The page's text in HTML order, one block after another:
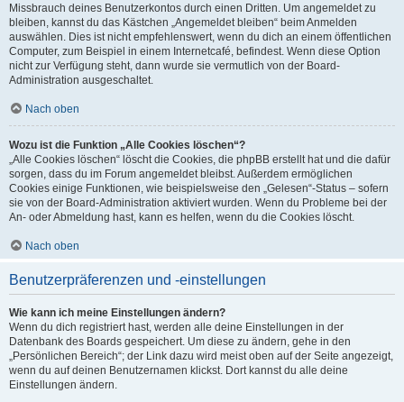
Missbrauch deines Benutzerkontos durch einen Dritten. Um angemeldet zu
bleiben, kannst du das Kästchen „Angemeldet bleiben“ beim Anmelden
auswählen. Dies ist nicht empfehlenswert, wenn du dich an einem öffentlichen
Computer, zum Beispiel in einem Internetcafé, befindest. Wenn diese Option
nicht zur Verfügung steht, dann wurde sie vermutlich von der Board-
Administration ausgeschaltet.
Nach oben
Wozu ist die Funktion „Alle Cookies löschen“?
„Alle Cookies löschen“ löscht die Cookies, die phpBB erstellt hat und die dafür
sorgen, dass du im Forum angemeldet bleibst. Außerdem ermöglichen
Cookies einige Funktionen, wie beispielsweise den „Gelesen“-Status – sofern
sie von der Board-Administration aktiviert wurden. Wenn du Probleme bei der
An- oder Abmeldung hast, kann es helfen, wenn du die Cookies löscht.
Nach oben
Benutzerpräferenzen und -einstellungen
Wie kann ich meine Einstellungen ändern?
Wenn du dich registriert hast, werden alle deine Einstellungen in der
Datenbank des Boards gespeichert. Um diese zu ändern, gehe in den
„Persönlichen Bereich“; der Link dazu wird meist oben auf der Seite angezeigt,
wenn du auf deinen Benutzernamen klickst. Dort kannst du alle deine
Einstellungen ändern.